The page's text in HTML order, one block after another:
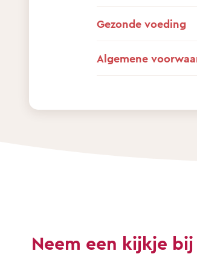
Gezonde voeding
Algemene
Neem een kijkje bij